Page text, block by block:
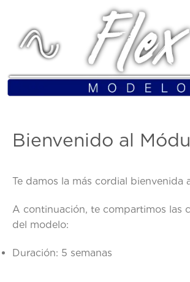
Bienvenido al
Te damos la más cordial bienvenida
A continuación, te compartimos las
del modelo:
Duración: 5 semanas